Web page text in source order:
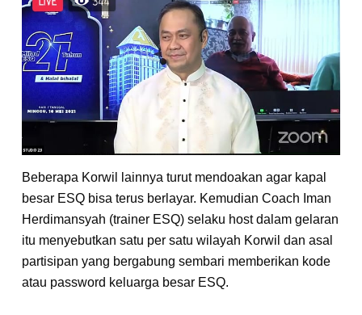
Beberapa Korwil lainnya turut mendoakan agar kapal
besar ESQ bisa terus berlayar. Kemudian Coach Iman
Herdimansyah (trainer ESQ) selaku host dalam gelaran
itu menyebutkan satu per satu wilayah Korwil dan asal
partisipan yang bergabung sembari memberikan kode
atau password keluarga besar ESQ.